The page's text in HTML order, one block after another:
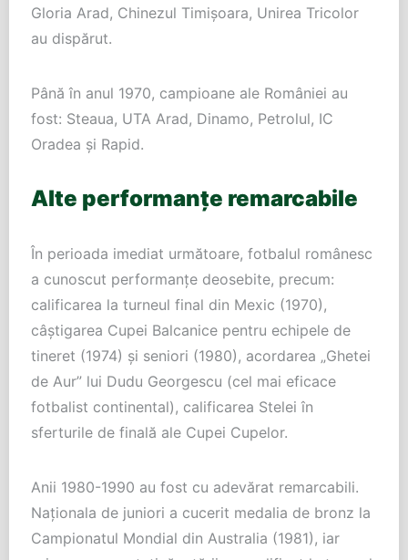
Gloria Arad, Chinezul Timișoara, Unirea Tricolor
au dispărut.
Până în anul 1970, campioane ale României au
fost: Steaua, UTA Arad, Dinamo, Petrolul, IC
Oradea și Rapid.
Alte performanțe remarcabile
În perioada imediat următoare, fotbalul românesc
a cunoscut performanțe deosebite, precum:
calificarea la turneul final din Mexic (1970),
câștigarea Cupei Balcanice pentru echipele de
tineret (1974) și seniori (1980), acordarea „Ghetei
de Aur” lui Dudu Georgescu (cel mai eficace
fotbalist continental), calificarea Stelei în
sferturile de finală ale Cupei Cupelor.
Anii 1980-1990 au fost cu adevărat remarcabili.
Naționala de juniori a cucerit medalia de bronz la
Campionatul Mondial din Australia (1981), iar